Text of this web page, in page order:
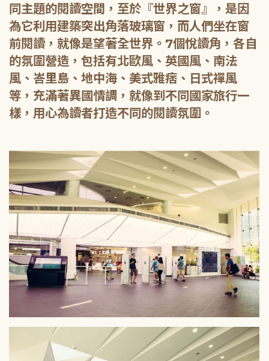
同主題的閱讀空間，至於『世界之窗』，是因
為它利用建築突出角落玻璃窗，而人們坐在窗
前閱讀，就像是望著全世界。7個悅讀角，各自
的氛圍營造，包括有北歐風、英國風、南法
風、峇里島、地中海、美式雅痞、日式禪風
等，充滿著異國情調，就像到不同國家旅行一
樣，用心為讀者打造不同的閱讀氛圍。